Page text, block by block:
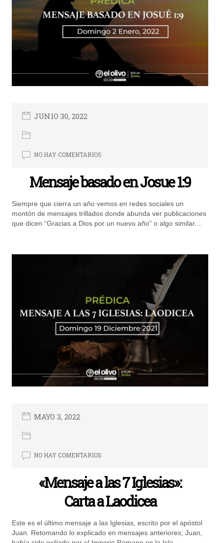
JUNIO 30, 2022
NO HAY COMENTARIOS
Mensaje basado en Josue 1:9
Siempre que cierra un año vemos en redes sociales un
montón de mensajes trillados donde abunda ver publicaciones
que dicen “Gracias a Dios por un nuevo año” o algo similar....
MAYO 3, 2022
NO HAY COMENTARIOS
«Mensaje a las 7 Iglesias»:
Carta a Laodicea
Este es el último mensaje a las Iglesias, escrito por el apóstol
Juan. Retomando lo explicado en mensajes anteriores; Juan,